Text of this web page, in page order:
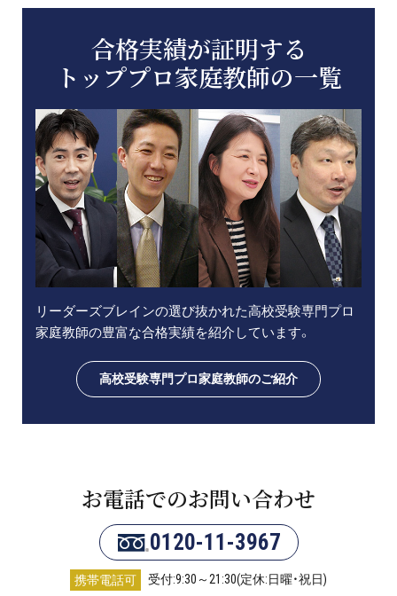
合格実績が証明する
トッププロ家庭教師の一覧
リーダーズブレインの選び抜かれた高校受験専門プロ
家庭教師の豊富な合格実績を紹介しています。
高校受験専門プロ家庭教師のご紹介
お電話でのお問い合わせ
0120-11-3967
携帯電話可 受付:9:30～21:30(定休:日曜・祝日)